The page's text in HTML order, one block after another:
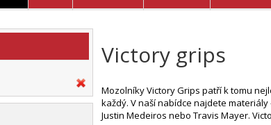
Victory grips
Mozolníky Victory Grips patří k tomu
každý. V naší nabídce najdete
Justin Medeiros nebo Travis Mayer.